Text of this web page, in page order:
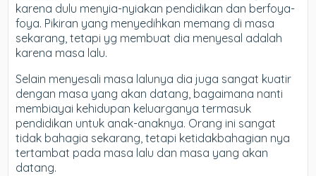
karena dulu menyia-nyiakan pendidikan dan berfoya-
foya. Pikiran yang menyedihkan memang di masa
sekarang, tetapi yg membuat dia menyesal adalah
karena masa lalu.
Selain menyesali masa lalunya dia juga sangat kuatir
dengan masa yang akan datang, bagaimana nanti
membiayai kehidupan keluarganya termasuk
pendidikan untuk anak-anaknya. Orang ini sangat
tidak bahagia sekarang, tetapi ketidakbahagian nya
tertambat pada masa lalu dan masa yang akan
datang.